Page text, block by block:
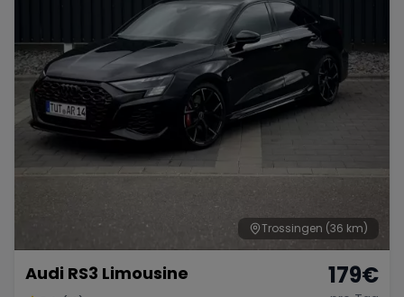
Trossingen (36 km)
Audi RS3 Limousine 179€